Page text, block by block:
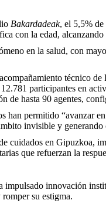
Bakardadeak, el 5,5%
con la edad,
en la salud, con
técnico
participantes en
hasta 90 agentes,
permitido “avanzar
invisible y generando
cuidados en Gipuzkoa,
que refuerzan la
innovación
su estigma.